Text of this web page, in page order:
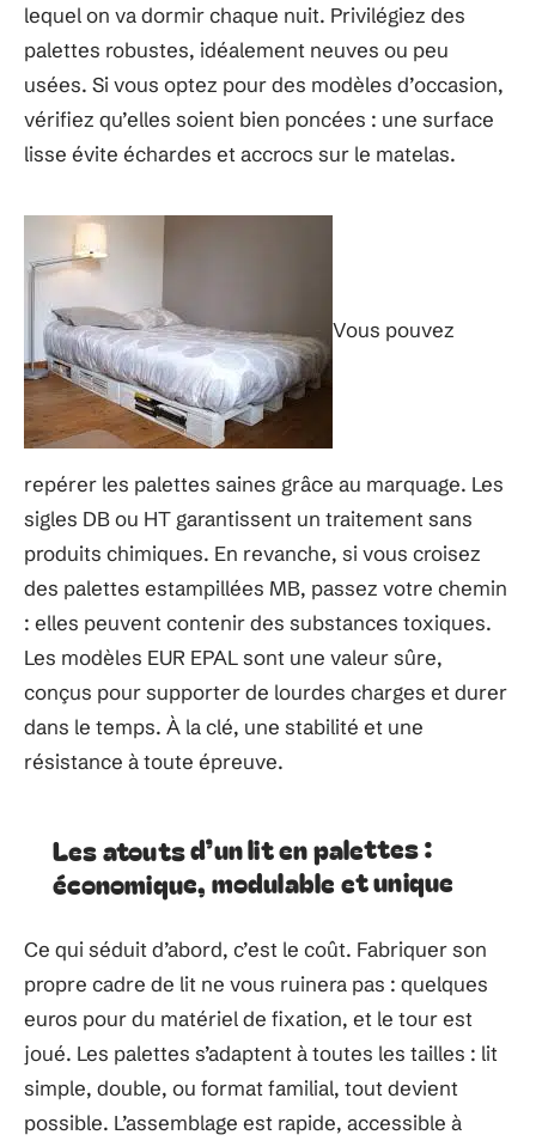
lequel on va dormir chaque nuit. Privilégiez des
palettes robustes, idéalement neuves ou peu
usées. Si vous optez pour des modèles d’occasion,
vérifiez qu’elles soient bien poncées : une surface
lisse évite échardes et accrocs sur le matelas.
Vous pouvez
repérer les palettes saines grâce au marquage. Les
sigles DB ou HT garantissent un traitement sans
produits chimiques. En revanche, si vous croisez
des palettes estampillées MB, passez votre chemin
: elles peuvent contenir des substances toxiques.
Les modèles EUR EPAL sont une valeur sûre,
conçus pour supporter de lourdes charges et durer
dans le temps. À la clé, une stabilité et une
résistance à toute épreuve.
Les atouts d’un lit en palettes :
économique, modulable et unique
Ce qui séduit d’abord, c’est le coût. Fabriquer son
propre cadre de lit ne vous ruinera pas : quelques
euros pour du matériel de fixation, et le tour est
joué. Les palettes s’adaptent à toutes les tailles : lit
simple, double, ou format familial, tout devient
possible. L’assemblage est rapide, accessible à